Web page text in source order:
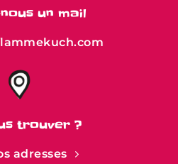
un mail
trouver ?
adresses